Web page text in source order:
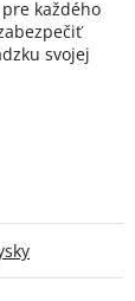
každého
svojej